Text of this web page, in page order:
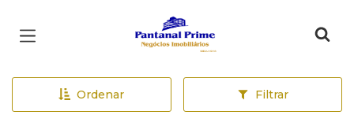
Página inicial
Ordenar Filtrar